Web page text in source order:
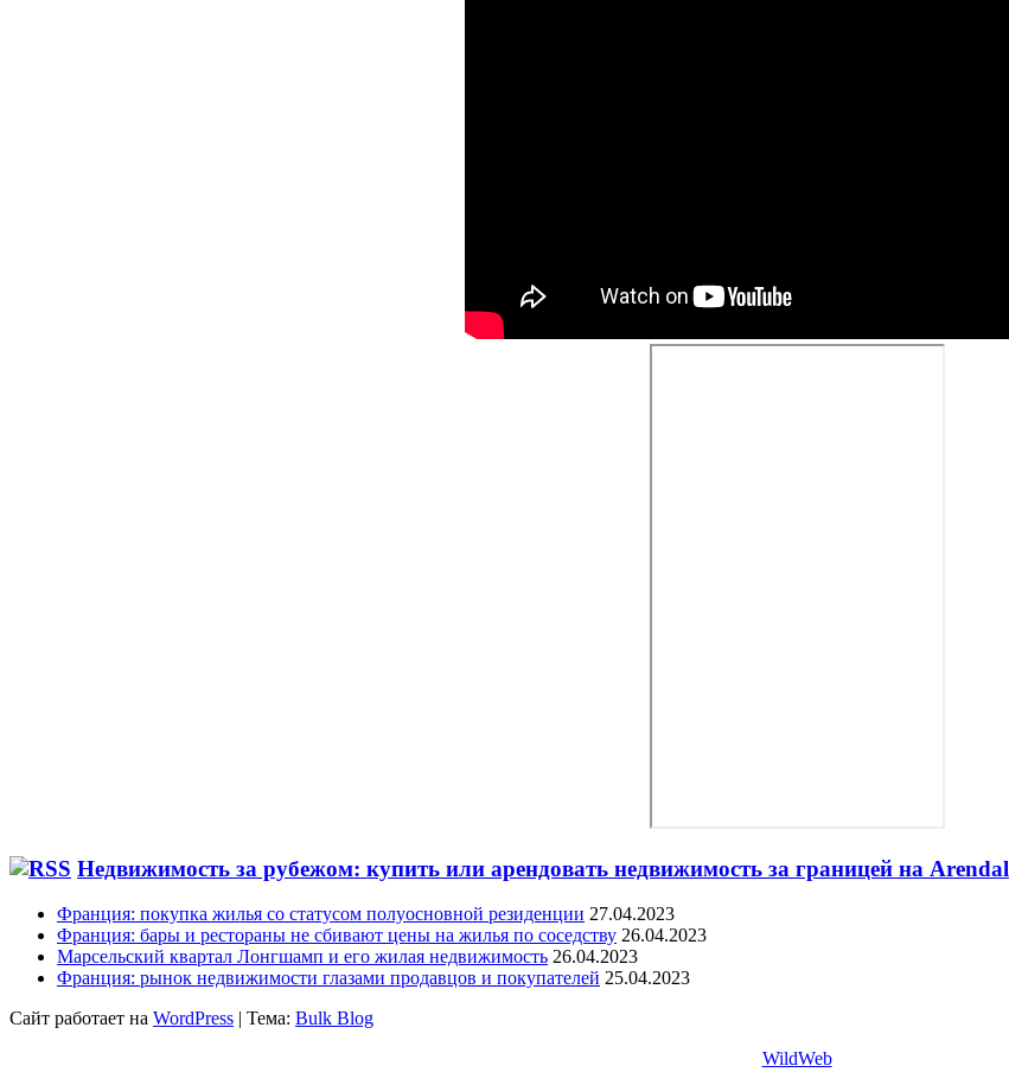
Недвижимость за рубежом: купить или арендовать недвижимость за границей на Arendal
Франция: покупка жилья со статусом полуосновной резиденции 27.04.2023
Франция: бары и рестораны не сбивают цены на жилья по соседству 26.04.2023
Марсельский квартал Лонгшамп и его жилая недвижимость 26.04.2023
Франция: рынок недвижимости глазами продавцов и покупателей 25.04.2023
Сайт работает на WordPress | Тема: Bulk Blog
WildWeb